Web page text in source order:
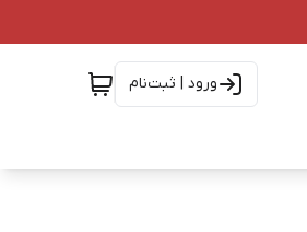
ورود | ثبت‌نام